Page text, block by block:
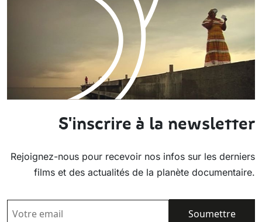
S'inscrire à la newsletter
Rejoignez-nous pour recevoir nos infos sur les derniers
films et des actualités de la planète documentaire.
EMAIL